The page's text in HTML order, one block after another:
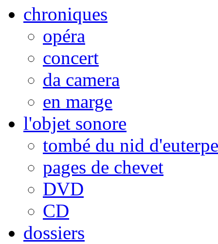
chroniques
opéra
concert
da camera
en marge
l'objet sonore
tombé du nid d'euterpe
pages de chevet
DVD
CD
dossiers